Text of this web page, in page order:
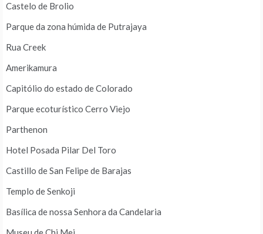
Castelo de Brolio
Parque da zona húmida de Putrajaya
Rua Creek
Amerikamura
Capitólio do estado de Colorado
Parque ecoturístico Cerro Viejo
Parthenon
Hotel Posada Pilar Del Toro
Castillo de San Felipe de Barajas
Templo de Senkoji
Basílica de nossa Senhora da Candelaria